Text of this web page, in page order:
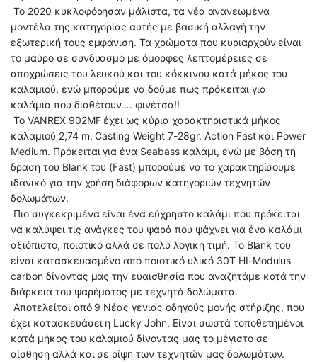
Το 2020 κυκλοφόρησαν μάλιστα, τα νέα ανανεωμένα
μοντέλα της κατηγορίας αυτής με βασική αλλαγή την
εξωτερική τους εμφάνιση. Τα χρώματα που κυριαρχούν είναι
το μαύρο σε συνδυασμό με όμορφες λεπτομέρειες σε
αποχρώσεις του λευκού και του κόκκινου κατά μήκος του
καλαμιού, ενώ μπορούμε να δούμε πως πρόκειται για
καλάμια που διαθέτουν…. φινέτσα!!
Το VANREX 902MF έχει ως κύρια χαρακτηριστικά μήκος
καλαμιού 2,74 m, Casting Weight 7-28gr, Action Fast και Power
Medium. Πρόκειται για ένα Seabass καλάμι, ενώ με βάση τη
δράση του Blank του (Fast) μπορούμε να το χαρακτηρίσουμε
ιδανικό για την χρήση διάφορων κατηγοριών τεχνητών
δολωμάτων.
Πιο συγκεκριμένα είναι ένα εύχρηστο καλάμι που πρόκειται
να καλύψει τις ανάγκες του ψαρά που ψάχνει για ένα καλάμι
αξιόπιστο, ποιοτικό αλλά σε πολύ λογική τιμή. Το Blank του
είναι κατασκευασμένο από ποιοτικό υλικό 30T HI-Modulus
carbon δίνοντας μας την ευαισθησία που αναζητάμε κατά την
διάρκεια του ψαρέματος με τεχνητά δολώματα.
Αποτελείται από 9 Νέας γενιάς οδηγούς μονής στήριξης, που
έχει κατασκευάσει η Lucky John. Είναι σωστά τοποθετημένοι
κατά μήκος του καλαμιού δίνοντας μας το μέγιστο σε
αίσθηση αλλά και σε ρίψη των τεχνητών μας δολωμάτων.